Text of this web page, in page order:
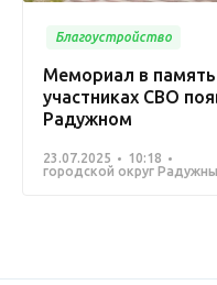
Благоустройство
Мемориал в
участниках СВО
Радужном
23.07.2025
10:18
городской округ